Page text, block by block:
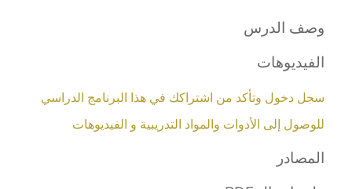
وصف الدرس
الفيديوهات
سجل دخول وتأكد من اشتراكك في هذا البرنامج الدراسي
للوصول إلى الأدوات والمواد التدريبية و الفيديوهات
المصادر